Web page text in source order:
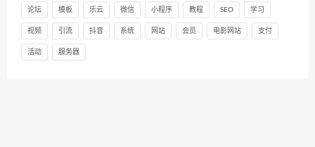
论坛 模板 乐云 微信 小程序 教程 SEO 学习
视频 引流 抖音 系统 网站 会员 电影网站 支付
活动 服务器